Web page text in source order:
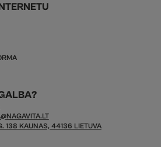
138 KAUNAS, 44136 LIETUVA